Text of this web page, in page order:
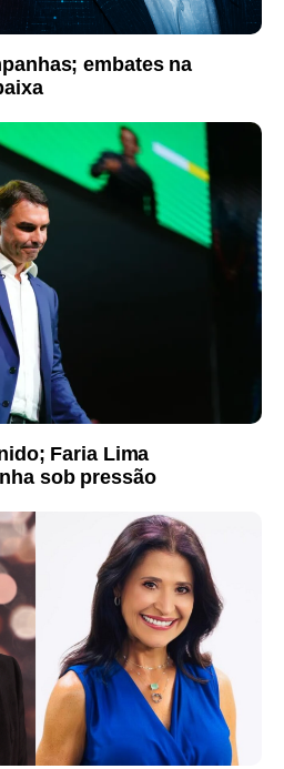
embates na
Faria Lima
sob pressão